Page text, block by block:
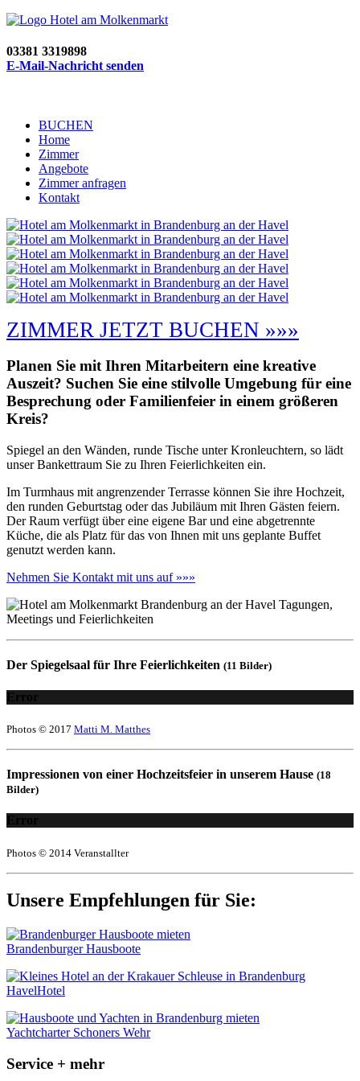
03381 3319898
E-Mail-Nachricht senden
BUCHEN
Home
Zimmer
Angebote
Zimmer anfragen
Kontakt
ZIMMER JETZT BUCHEN »»»
Planen Sie mit Ihren Mitarbeitern eine kreative
Auszeit? Suchen Sie eine stilvolle Umgebung für eine
Besprechung oder Familienfeier in einem größeren
Kreis?
Spiegel an den Wänden, runde Tische unter Kronleuchtern, so lädt
unser Bankettraum Sie zu Ihren Feierlichkeiten ein.
Im Turmhaus mit angrenzender Terrasse können Sie ihre Hochzeit,
den runden Geburtstag oder das Jubiläum mit Ihren Gästen feiern.
Der Raum verfügt über eine eigene Bar und eine abgetrennte
Küche, die als Platz für das von Ihnen mit uns geplante Buffet
genutzt werden kann.
Nehmen Sie Kontakt mit uns auf »»»
Der Spiegelsaal für Ihre Feierlichkeiten (11 Bilder)
Error
Photos © 2017 Matti M. Matthes
Impressionen von einer Hochzeitsfeier in unserem Hause (18
Bilder)
Error
Photos © 2014 Veranstallter
Unsere Empfehlungen für Sie:
Brandenburger Hausboote
HavelHotel
Yachtcharter Schoners Wehr
Service + mehr